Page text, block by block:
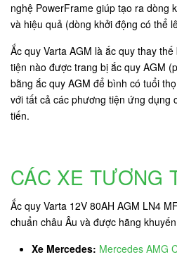
nghệ PowerFrame giúp tạo ra dòng
và hiệu quả (dòng khởi động có thể
Ắc quy Varta AGM là ắc quy thay
tiện nào được trang bị ắc quy AGM
bằng ắc quy AGM để bình có tuổi
với tất cả các phương tiện ứng dụng
tiến.
CÁC XE TƯƠNG
Ắc quy Varta 12V 80AH AGM LN4
chuẩn châu Âu và được hãng
Xe Mercedes: Mercedes AMG